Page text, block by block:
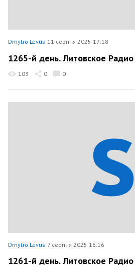
Dmytro Levus 11 серпня 2025 17:18
1265-й день. Литовское
103 0 0
Dmytro Levus 7 серпня 2025 16:16
1261-й день. Литовское